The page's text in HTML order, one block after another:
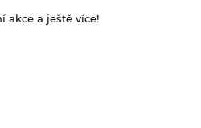
akce a ještě více!